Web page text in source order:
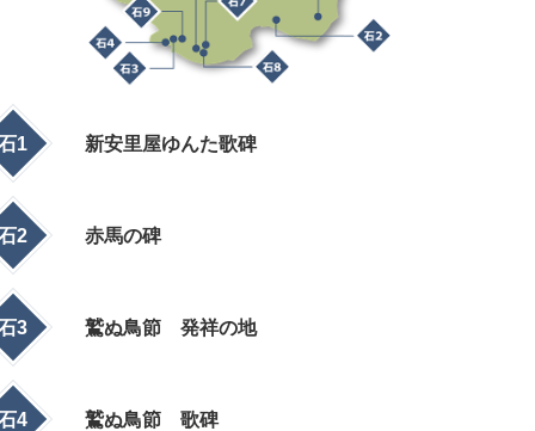
1 新安里屋ゆんた歌碑
2 赤馬の碑
3 鷲ぬ鳥節 発祥の地
4 鷲ぬ鳥節 歌碑